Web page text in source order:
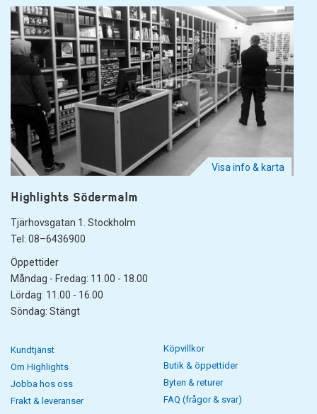
Visa info & karta
Highlights Södermalm
Tjärhovsgatan 1. Stockholm
Tel: 08–6436900
Öppettider
Måndag - Fredag: 11.00 - 18.00
Lördag: 11.00 - 16.00
Söndag: Stängt
Kundtjänst
Om Highlights
Jobba hos oss
Frakt & leveranser
Köpvillkor
Butik & öppettider
Byten & returer
FAQ (frågor & svar)